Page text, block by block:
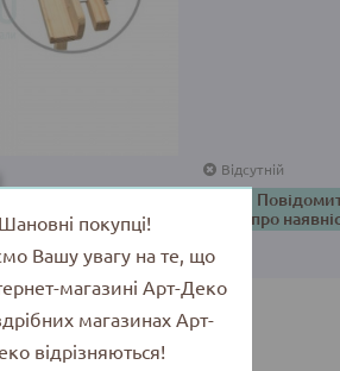
Відсутній
про
Шановні покупці!
Вашу увагу на те, що
магазині Арт-Деко
магазинах Арт-
відрізняються!